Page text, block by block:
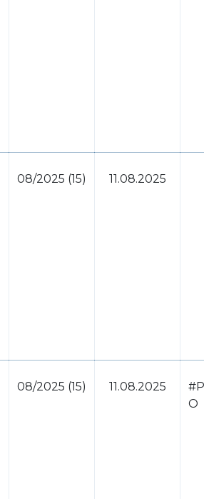
08/2025 (15) 11.08.2025
08/2025 (15) 11.08.2025
О